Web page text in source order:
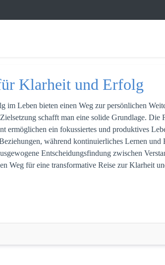
Klarheit und Erfolg
im Leben bieten einen Weg zur persönlichen
schafft man eine solide Grundlage. Die
ermöglichen ein fokussiertes und produktives
während kontinuierliches Lernen und
Entscheidungsfindung zwischen
Weg für eine transformative Reise zur Klarheit